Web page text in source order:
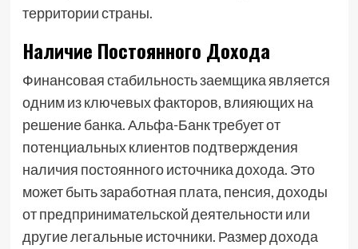
территории страны.
Наличие Постоянного Дохода
Финансовая стабильность заемщика является
одним из ключевых факторов, влияющих на
решение банка. Альфа-Банк требует от
потенциальных клиентов подтверждения
наличия постоянного источника дохода. Это
может быть заработная плата, пенсия, доходы
от предпринимательской деятельности или
другие легальные источники. Размер дохода